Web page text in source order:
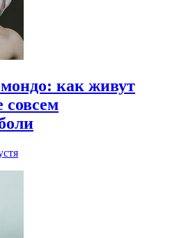
как живут
совсем